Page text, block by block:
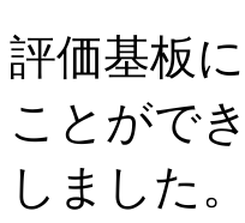
評価基板
ことがで
しました。